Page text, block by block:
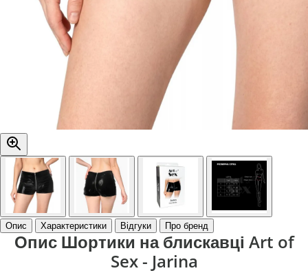
Опис Характеристики Відгуки Про бренд
Опис Шортики на блискавці Art of
Sex - Jarina